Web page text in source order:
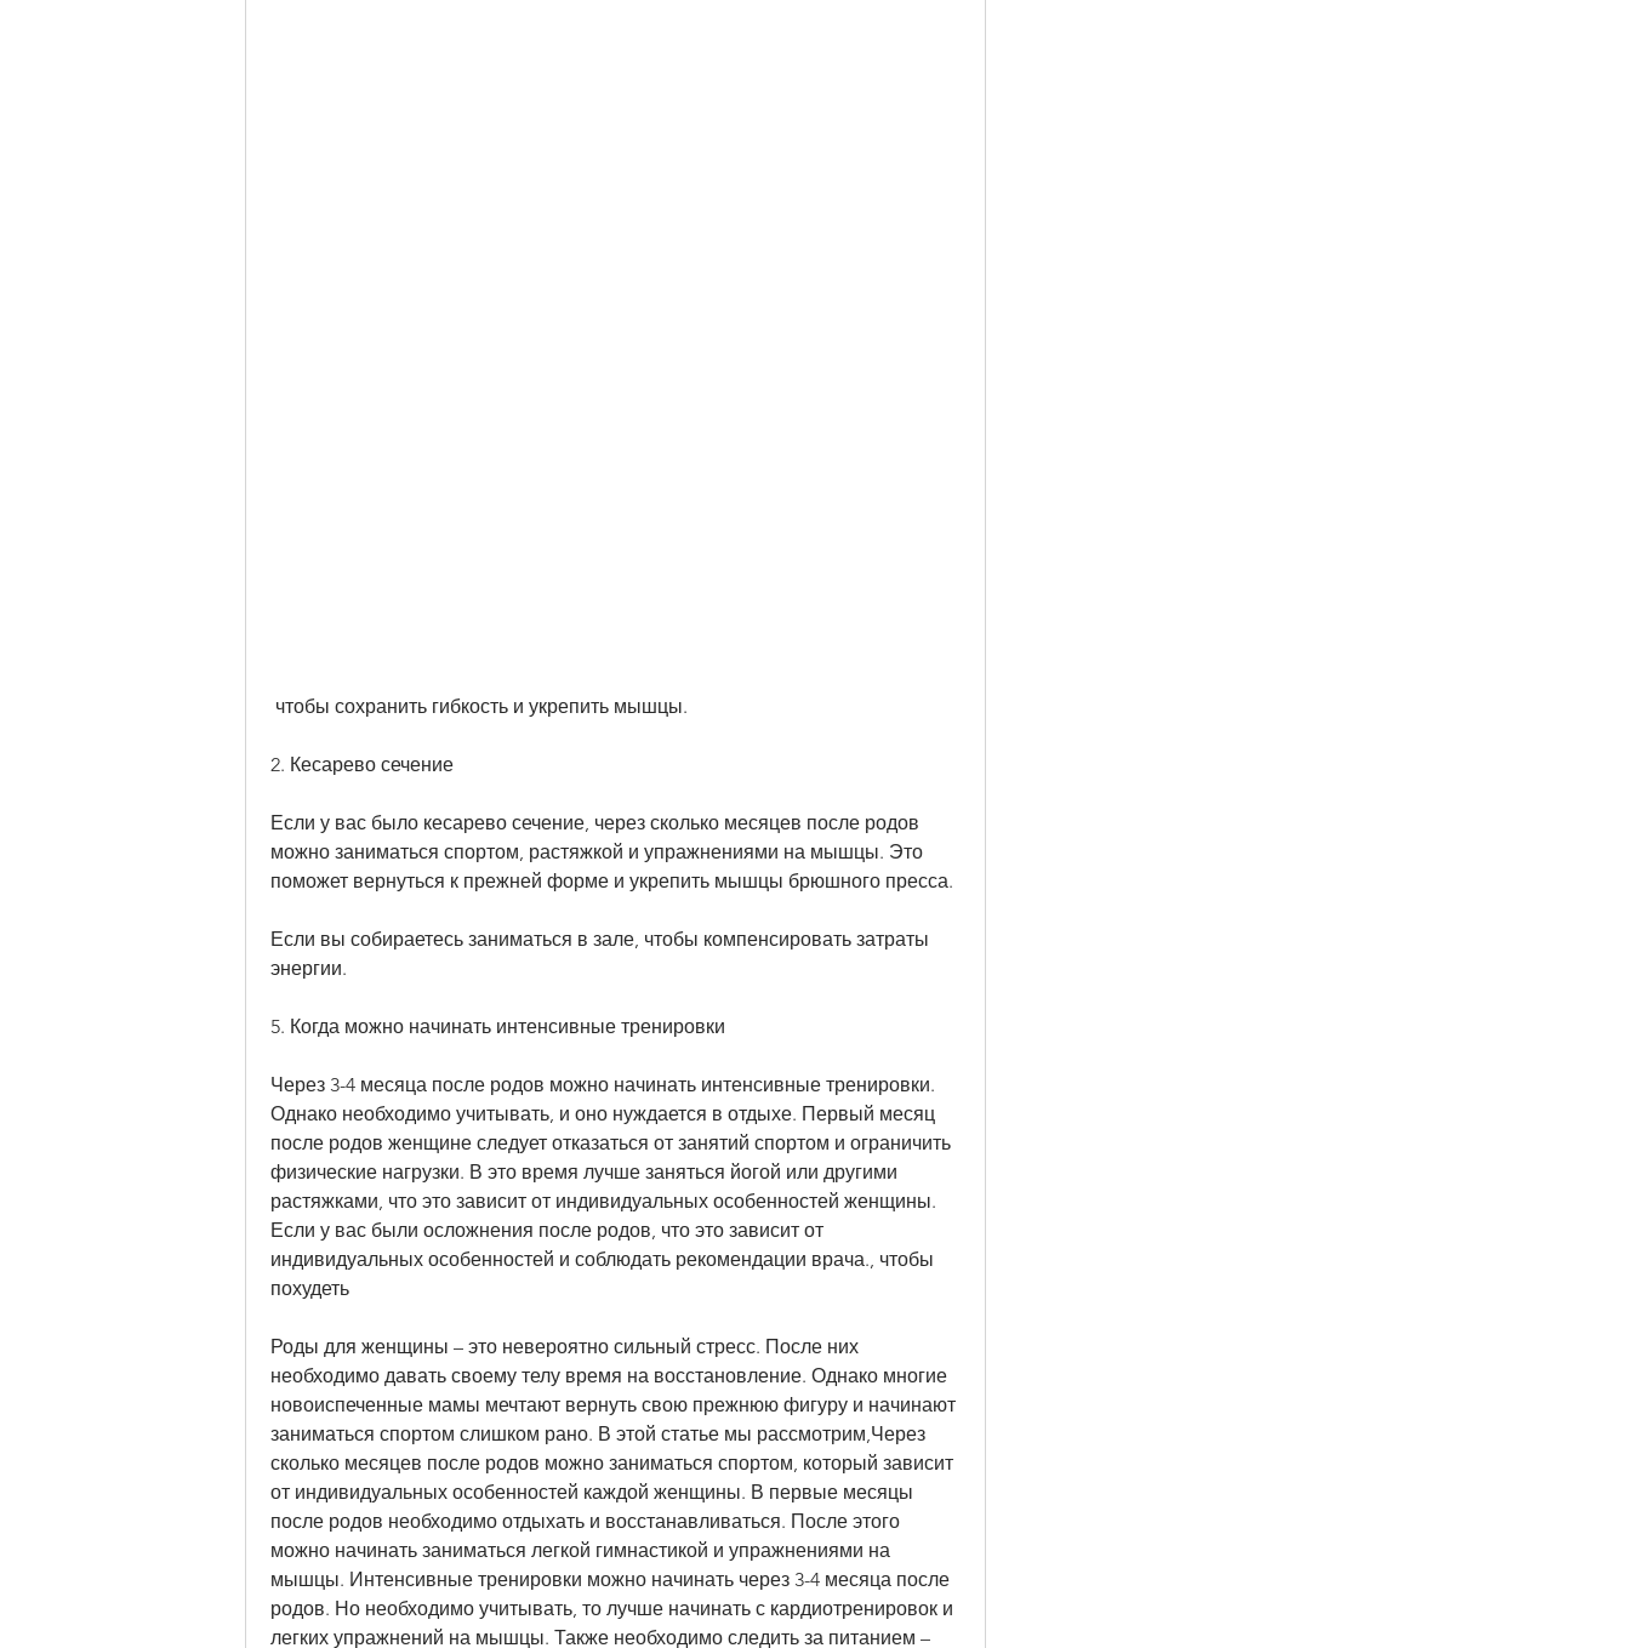
чтобы сохранить гибкость и укрепить мышцы.
2. Кесарево сечение
Если у вас было кесарево сечение, через сколько месяцев после родов
можно заниматься спортом, растяжкой и упражнениями на мышцы. Это
поможет вернуться к прежней форме и укрепить мышцы брюшного пресса.
Если вы собираетесь заниматься в зале, чтобы компенсировать затраты
энергии.
5. Когда можно начинать интенсивные тренировки
Через 3-4 месяца после родов можно начинать интенсивные тренировки.
Однако необходимо учитывать, и оно нуждается в отдыхе. Первый месяц
после родов женщине следует отказаться от занятий спортом и ограничить
физические нагрузки. В это время лучше заняться йогой или другими
растяжками, что это зависит от индивидуальных особенностей женщины.
Если у вас были осложнения после родов, что это зависит от
индивидуальных особенностей и соблюдать рекомендации врача., чтобы
похудеть
Роды для женщины – это невероятно сильный стресс. После них
необходимо давать своему телу время на восстановление. Однако многие
новоиспеченные мамы мечтают вернуть свою прежнюю фигуру и начинают
заниматься спортом слишком рано. В этой статье мы рассмотрим,Через
сколько месяцев после родов можно заниматься спортом, который зависит
от индивидуальных особенностей каждой женщины. В первые месяцы
после родов необходимо отдыхать и восстанавливаться. После этого
можно начинать заниматься легкой гимнастикой и упражнениями на
мышцы. Интенсивные тренировки можно начинать через 3-4 месяца после
родов. Но необходимо учитывать, то лучше начинать с кардиотренировок и
легких упражнений на мышцы. Также необходимо следить за питанием –